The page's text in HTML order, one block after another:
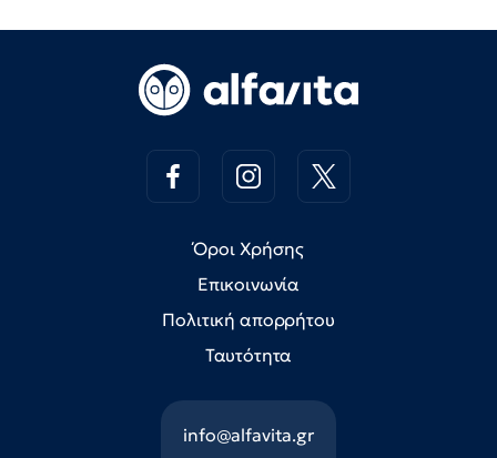
Όροι Χρήσης
Επικοινωνία
Πολιτική απορρήτου
Ταυτότητα
info@alfavita.gr